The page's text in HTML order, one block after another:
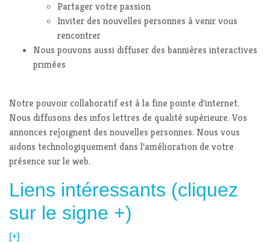
Partager votre passion
Inviter des nouvelles personnes à venir vous
rencontrer
Nous pouvons aussi diffuser des bannières interactives
primées
Notre pouvoir collaboratif est à la fine pointe d'internet.
Nous diffusons des infos lettres de qualité supérieure. Vos
annonces rejoignent des nouvelles personnes. Nous vous
aidons technologiquement dans l'amélioration de votre
présence sur le web.
Liens intéressants (cliquez
sur le signe +)
[+]